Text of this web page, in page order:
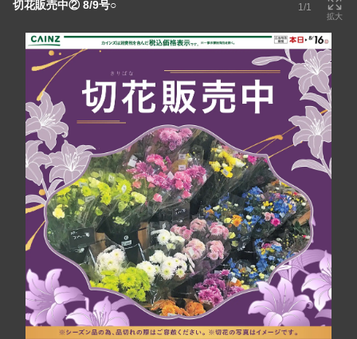
切花販売中② 8/9号○ 1/1
拡大